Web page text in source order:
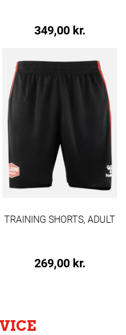
349,00 kr.
TRAINING SHORTS, ADULT
269,00 kr.